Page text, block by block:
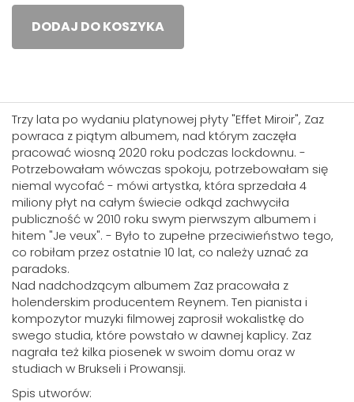
DODAJ DO KOSZYKA
Trzy lata po wydaniu platynowej płyty "Effet Miroir", Zaz
powraca z piątym albumem, nad którym zaczęła
pracować wiosną 2020 roku podczas lockdownu. -
Potrzebowałam wówczas spokoju, potrzebowałam się
niemal wycofać - mówi artystka, która sprzedała 4
miliony płyt na całym świecie odkąd zachwyciła
publiczność w 2010 roku swym pierwszym albumem i
hitem "Je veux". - Było to zupełne przeciwieństwo tego,
co robiłam przez ostatnie 10 lat, co należy uznać za
paradoks.
Nad nadchodzącym albumem Zaz pracowała z
holenderskim producentem Reynem. Ten pianista i
kompozytor muzyki filmowej zaprosił wokalistkę do
swego studia, które powstało w dawnej kaplicy. Zaz
nagrała też kilka piosenek w swoim domu oraz w
studiach w Brukseli i Prowansji.
Spis utworów: